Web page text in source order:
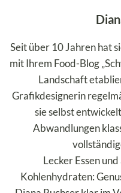
Seit über 10 Jahren hat
mit Ihrem Food-Blog
Landschaft
Grafikdesignerin
sie selbst
Abwandlungen
Lecker Essen
Kohlenhydraten: